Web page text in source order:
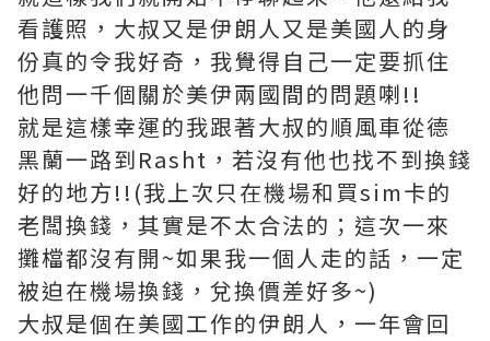
看護照，大叔又是伊朗人又是美國人的身
份真的令我好奇，我覺得自己一定要抓住
他問一千個關於美伊兩國間的問題喇!!
就是這樣幸運的我跟著大叔的順風車從德
黑蘭一路到Rasht，若沒有他也找不到換錢
好的地方!!(我上次只在機場和買sim卡的
老闆換錢，其實是不太合法的；這次一來
攤檔都沒有開~如果我一個人走的話，一定
被迫在機場換錢，兌換價差好多~)
大叔是個在美國工作的伊朗人，一年會回